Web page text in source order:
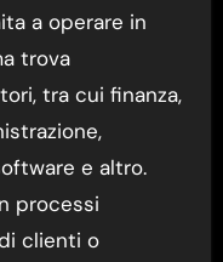
a operare in
trova
tra cui finanza,
e altro.
processi
clienti o